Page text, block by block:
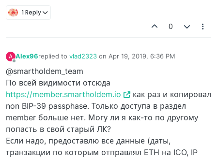
1 Reply
0
A Alex96replied to vlad2323 on Apr 19, 2019, 6:36 PM
last edited by
@smartholdem_team
По всей видимости отсюда
https://member.smartholdem.io
как раз и копировал
non BIP-39 passphase. Только доступа в раздел
member больше нет. Могу ли я как-то по другому
попасть в свой старый ЛК?
Если надо, предоставлю все данные (даты,
транзакции по которым отправлял ETH на ICO, IP